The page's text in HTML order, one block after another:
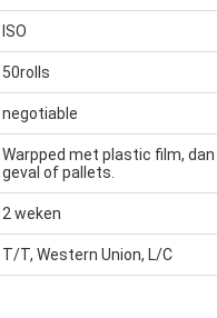
ISO
50rolls
negotiable
Warpped met plastic film,
geval of pallets.
2 weken
T/T, Western Union, L/C